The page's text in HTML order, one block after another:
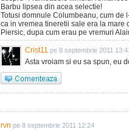
Barbu lipsea din acea selectie!
Totusi domnule Columbeanu, cum de
ca in vremea tineretii sale era la mare
Piersic, dupa cum erau pe vremuri
Crist11 pe 8 septembrie 2011
Asta vroiam si eu sa spun, eu
rvn pe 8 septembrie 2011 12:24